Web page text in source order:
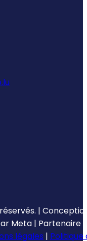
|
Meta | Partenaire
légales | Politique